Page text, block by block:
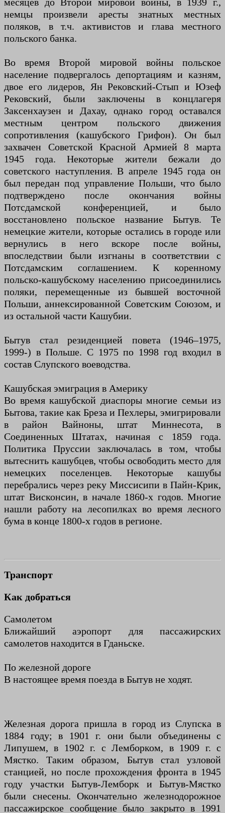
немцы произвели аресты знатных местных
поляков, в т.ч. активистов и глава местного
польского банка.
Во время Второй мировой войны польское
население подвергалось депортациям и казням,
двое его лидеров, Ян Рековский-Стып и Юзеф
Рековский, были заключены в концлагеря
Заксенхаузен и Дахау, однако город оставался
местным центром польского движения
сопротивления (кашубского Грифон). Он был
захвачен Советской Красной Армией 8 марта
1945 года. Некоторые жители бежали до
советского наступления. В апреле 1945 года он
был передан под управление Польши, что было
подтверждено после окончания войны
Потсдамской конференцией, и было
восстановлено польское название Бытув. Те
немецкие жители, которые остались в городе или
вернулись в него вскоре после войны,
впоследствии были изгнаны в соответствии с
Потсдамским соглашением. К коренному
польско-кашубскому населению присоединились
поляки, перемещенные из бывшей восточной
Польши, аннексированной Советским Союзом, и
из остальной части Кашубии.
Бытув стал резиденцией повета (1946–1975,
1999-) в Польше. С 1975 по 1998 год входил в
состав Слупского воеводства.
Кашубская эмиграция в Америку
Во время кашубской диаспоры многие семьи из
Бытова, такие как Бреза и Пехлеры, эмигрировали
в район Вайноны, штат Миннесота, в
Соединенных Штатах, начиная с 1859 года.
Политика Пруссии заключалась в том, чтобы
вытеснить кашубцев, чтобы освободить место для
немецких поселенцев. Некоторые кашубы
перебрались через реку Миссисипи в Пайн-Крик,
штат Висконсин, в начале 1860-х годов. Многие
нашли работу на лесопилках во время лесного
бума в конце 1800-х годов в регионе.
Транспорт
Как добраться
Самолетом
Ближайший аэропорт для пассажирских
самолетов находится в Гданьске.
По железной дороге
В настоящее время поезда в Бытув не ходят.
Железная дорога пришла в город из Слупска в
1884 году; в 1901 г. они были объединены с
Липушем, в 1902 г. с Лемборком, в 1909 г. с
Мястко. Таким образом, Бытув стал узловой
станцией, но после прохождения фронта в 1945
году участки Бытув-Лемборк и Бытув-Мястко
были снесены. Окончательно железнодорожное
пассажирское сообщение было закрыто в 1991